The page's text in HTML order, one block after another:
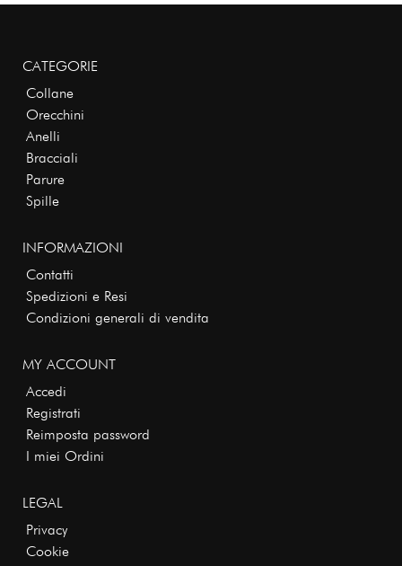
CATEGORIE
Collane
Orecchini
Anelli
Bracciali
Parure
Spille
INFORMAZIONI
Contatti
Spedizioni e Resi
Condizioni generali di vendita
MY ACCOUNT
Accedi
Registrati
Reimposta password
I miei Ordini
LEGAL
Privacy
Cookie